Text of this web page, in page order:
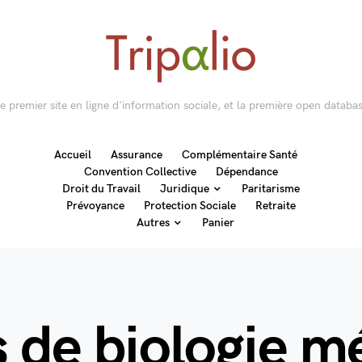
premier site en ligne d'information sociale, et la première open
Accueil Assurance
Complémentaire Santé
Convention Collective
Dépendance
Droit du Travail
Juridique
Paritarisme
Prévoyance
Protection Sociale
Retraite
Autres
Panier